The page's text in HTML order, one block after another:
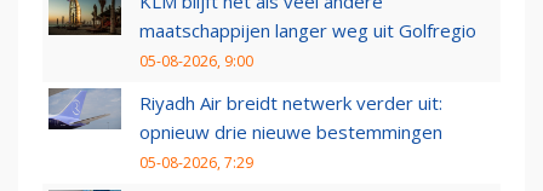
maatschappijen langer weg uit Golfregio
05-08-2026, 9:00
Riyadh Air breidt netwerk verder uit:
opnieuw drie nieuwe bestemmingen
05-08-2026, 7:29